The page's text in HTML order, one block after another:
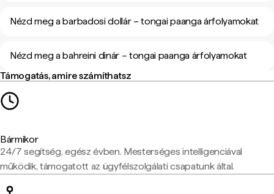
Nézd meg a barbadosi dollár – tongai paanga árfolyamokat
Nézd meg a bahreini dinár – tongai paanga árfolyamokat
Támogatás, amire számíthatsz
Bármikor
24/7 segítség, egész évben. Mesterséges intelligenciával
működik, támogatott az ügyfélszolgálati csapatunk által.